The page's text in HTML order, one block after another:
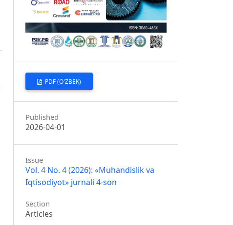
PDF (O'ZBEK)
Published
2026-04-01
Issue
Vol. 4 No. 4 (2026): «Muhandislik va
Iqtisodiyot» jurnali 4-son
Section
Articles